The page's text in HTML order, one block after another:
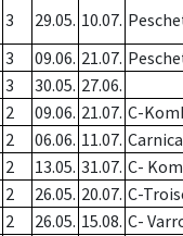
3 29.05. 10.07.
3 09.06. 21.07.
3 30.05. 27.06.
2 09.06. 21.07. C-
2 06.06. 11.07.
2 13.05. 31.07. C-
2 26.05. 20.07. C-
2 26.05. 15.08. C-